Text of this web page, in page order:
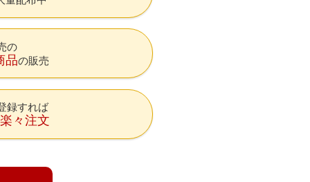
の
品の販売
録すれば
々注文